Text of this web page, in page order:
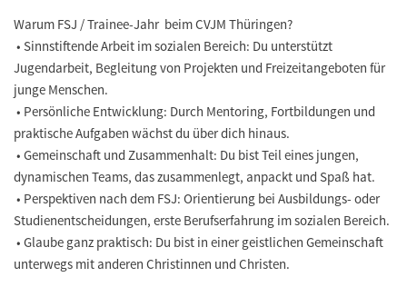
Warum FSJ / Trainee-Jahr beim CVJM Thüringen?
• Sinnstiftende Arbeit im sozialen Bereich: Du unterstützt
Jugendarbeit, Begleitung von Projekten und Freizeitangeboten für
junge Menschen.
• Persönliche Entwicklung: Durch Mentoring, Fortbildungen und
praktische Aufgaben wächst du über dich hinaus.
• Gemeinschaft und Zusammenhalt: Du bist Teil eines jungen,
dynamischen Teams, das zusammenlegt, anpackt und Spaß hat.
• Perspektiven nach dem FSJ: Orientierung bei Ausbildungs- oder
Studienentscheidungen, erste Berufserfahrung im sozialen Bereich.
• Glaube ganz praktisch: Du bist in einer geistlichen Gemeinschaft
unterwegs mit anderen Christinnen und Christen.